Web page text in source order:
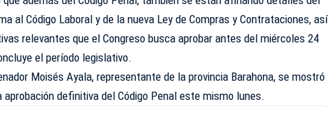
al Código Laboral y de la nueva Ley de Compras y Contrataciones, así
relevantes que el Congreso busca aprobar antes del miércoles 24
el período legislativo.
Moisés Ayala, representante de la provincia Barahona, se mostró
definitiva del Código Penal este mismo lunes.